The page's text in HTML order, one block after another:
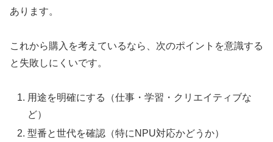
あります。
これから購入を考えているなら、次のポイントを意識する
と失敗しにくいです。
用途を明確にする（仕事・学習・クリエイティブな
ど）
型番と世代を確認（特にNPU対応かどうか）